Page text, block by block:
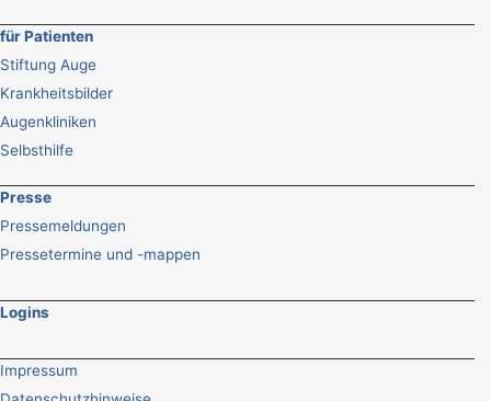
für Patienten
Stiftung Auge
Krankheitsbilder
Augenkliniken
Selbsthilfe
Presse
Pressemeldungen
Pressetermine und -mappen
Logins
Impressum